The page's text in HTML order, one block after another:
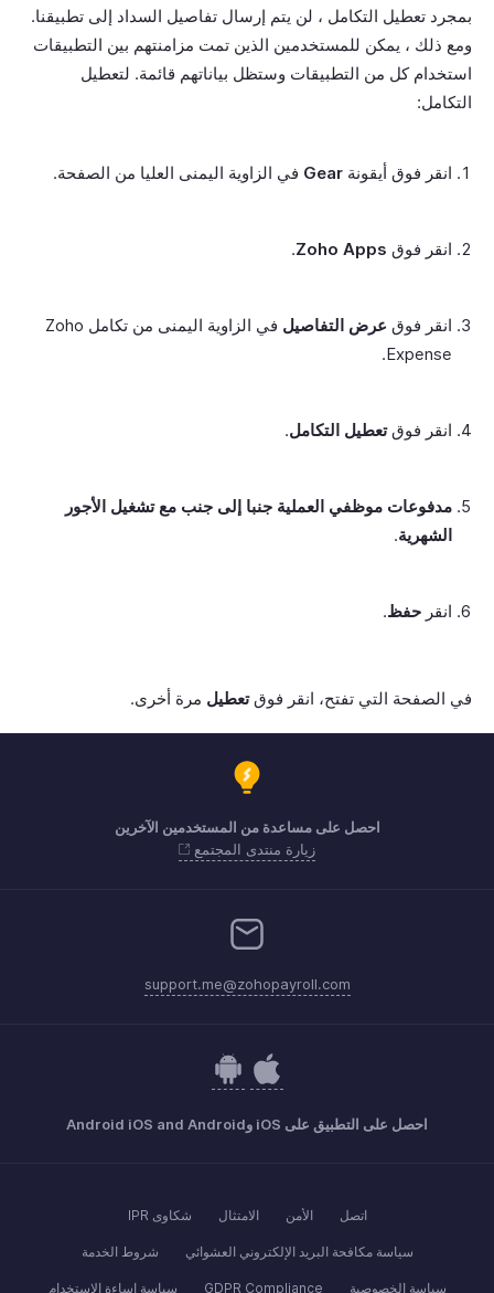
بمجرد تعطيل التكامل ، لن يتم إرسال تفاصيل السداد إلى تطبيقنا.
ومع ذلك ، يمكن للمستخدمين الذين تمت مزامنتهم بين التطبيقات
استخدام كل من التطبيقات وستظل بياناتهم قائمة. لتعطيل
التكامل:
انقر فوق أيقونة Gear في الزاوية اليمنى العليا من الصفحة.
انقر فوق Zoho Apps
.
انقر فوق عرض التفاصيل
في الزاوية اليمنى من تكامل Zoho
Expense.
انقر فوقتعطيل التكامل.
مدفوعات موظفي العملية جنبا إلى جنب مع تشغيل الأجور
الشهرية.
انقر حفظ.
في الصفحة التي تفتح، انقر فوقتعطيل مرة أخرى.
احصل على مساعدة من المستخدمين الآخرين
زيارة منتدى المجتمع
support.me@zohopayroll.com
احصل على التطبيق على iOS وAndroid iOS and Android
اتصل الأمن الامتثال شكاوى IPR
سياسة مكافحة البريد الإلكتروني العشوائي شروط الخدمة
سياسة الخصوصية GDPR Compliance سياسة إساءة الاستخدام